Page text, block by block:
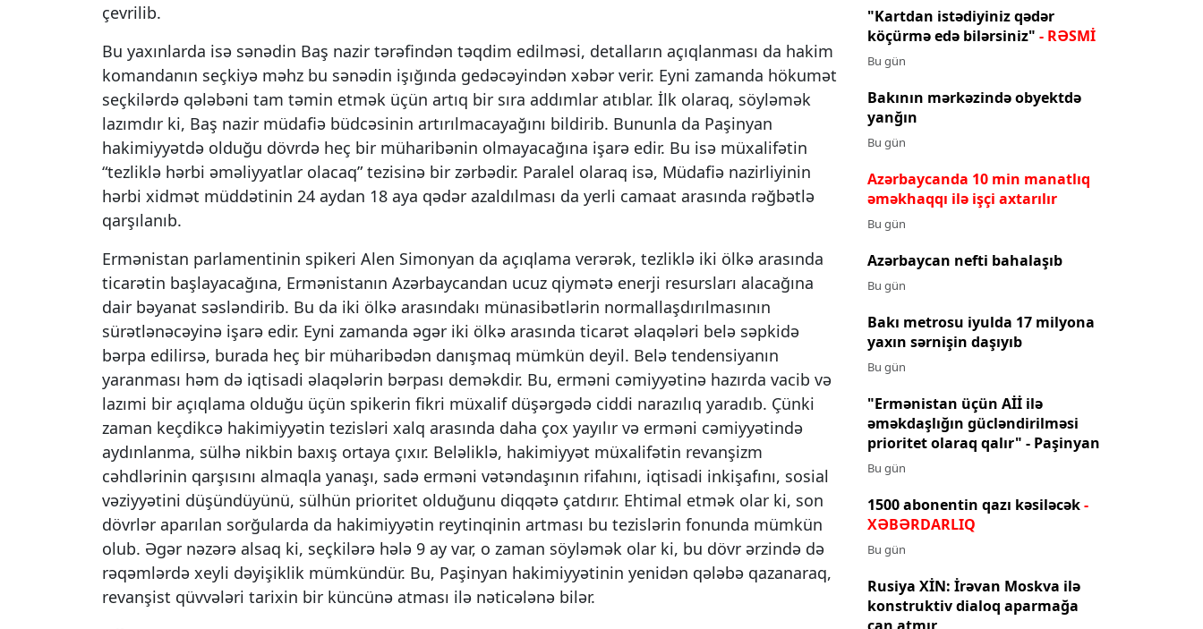
çevrilib.
Bu yaxınlarda isə sənədin Baş nazir tərəfindən təqdim edilməsi, detalların açıqlanması da hakim
komandanın seçkiyə məhz bu sənədin işığında gedəcəyindən xəbər verir. Eyni zamanda hökumət
seçkilərdə qələbəni tam təmin etmək üçün artıq bir sıra addımlar atıblar. İlk olaraq, söyləmək
lazımdır ki, Baş nazir müdafiə büdcəsinin artırılmacayağını bildirib. Bununla da Paşinyan
hakimiyyətdə olduğu dövrdə heç bir müharibənin olmayacağına işarə edir. Bu isə müxalifətin
“tezliklə hərbi əməliyyatlar olacaq” tezisinə bir zərbədir. Paralel olaraq isə, Müdafiə nazirliyinin
hərbi xidmət müddətinin 24 aydan 18 aya qədər azaldılması da yerli camaat arasında rəğbətlə
qarşılanıb.
Ermənistan parlamentinin spikeri Alen Simonyan da açıqlama verərək, tezliklə iki ölkə arasında
ticarətin başlayacağına, Ermənistanın Azərbaycandan ucuz qiymətə enerji resursları alacağına
dair bəyanat səsləndirib. Bu da iki ölkə arasındakı münasibətlərin normallaşdırılmasının
sürətlənəcəyinə işarə edir. Eyni zamanda əgər iki ölkə arasında ticarət əlaqələri belə səpkidə
bərpa edilirsə, burada heç bir müharibədən danışmaq mümkün deyil. Belə tendensiyanın
yaranması həm də iqtisadi əlaqələrin bərpası deməkdir. Bu, erməni cəmiyyətinə hazırda vacib və
lazımi bir açıqlama olduğu üçün spikerin fikri müxalif düşərgədə ciddi narazılıq yaradıb. Çünki
zaman keçdikcə hakimiyyətin tezisləri xalq arasında daha çox yayılır və erməni cəmiyyətində
aydınlanma, sülhə nikbin baxış ortaya çıxır. Beləliklə, hakimiyyət müxalifətin revanşizm
cəhdlərinin qarşısını almaqla yanaşı, sadə erməni vətəndaşının rifahını, iqtisadi inkişafını, sosial
vəziyyətini düşündüyünü, sülhün prioritet olduğunu diqqətə çatdırır. Ehtimal etmək olar ki, son
dövrlər aparılan sorğularda da hakimiyyətin reytinqinin artması bu tezislərin fonunda mümkün
olub. Əgər nəzərə alsaq ki, seçkilərə hələ 9 ay var, o zaman söyləmək olar ki, bu dövr ərzində də
rəqəmlərdə xeyli dəyişiklik mümkündür. Bu, Paşinyan hakimiyyətinin yenidən qələbə qazanaraq,
revanşist qüvvələri tarixin bir küncünə atması ilə nəticələnə bilər.
"Kartdan istədiyiniz qədər
köçürmə edə bilərsiniz" - RƏSMİ
Bu gün
Bakının mərkəzində obyektdə
yanğın
Bu gün
Azərbaycanda 10 min manatlıq
əməkhaqqı ilə işçi axtarılır
Bu gün
Azərbaycan nefti bahalaşıb
Bu gün
Bakı metrosu iyulda 17 milyona
yaxın sərnişin daşıyıb
Bu gün
"Ermənistan üçün Aİİ ilə
əməkdaşlığın gücləndirilməsi
prioritet olaraq qalır" - Paşinyan
Bu gün
1500 abonentin qazı kəsiləcək-
XƏBƏRDARLIQ
Bu gün
Rusiya XİN: İrəvan Moskva ilə
konstruktiv dialoq aparmağa